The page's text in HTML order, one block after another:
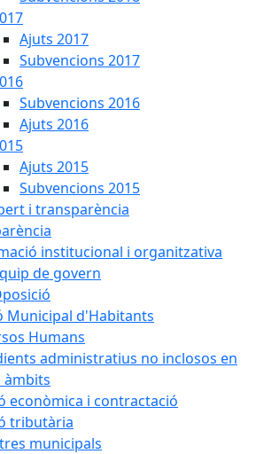
Ajuts 2017
Subvencions 2017
Subvencions 2016
Ajuts 2016
Ajuts 2015
Subvencions 2015
i transparència
institucional i organitzativa
de govern
Municipal d'Habitants
Humans
administratius no inclosos en
àmbits
econòmica i contractació
tributària
municipals